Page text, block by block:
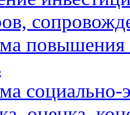
социально-